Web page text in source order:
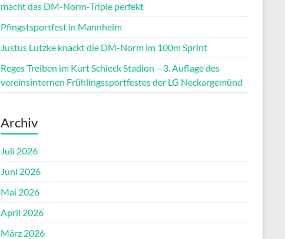
macht das DM-Norm-Triple perfekt
Pfingstsportfest in Mannheim
Justus Lutzke knackt die DM-Norm im 100m Sprint
Reges Treiben im Kurt Schieck Stadion – 3. Auflage des
vereinsinternen Frühlingssportfestes der LG Neckargemünd
Archiv
Juli 2026
Juni 2026
Mai 2026
April 2026
März 2026